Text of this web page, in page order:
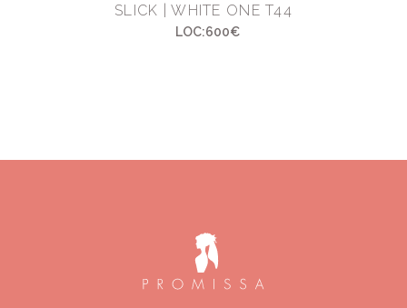
SLICK | WHITE ONE T44
LOC:600€